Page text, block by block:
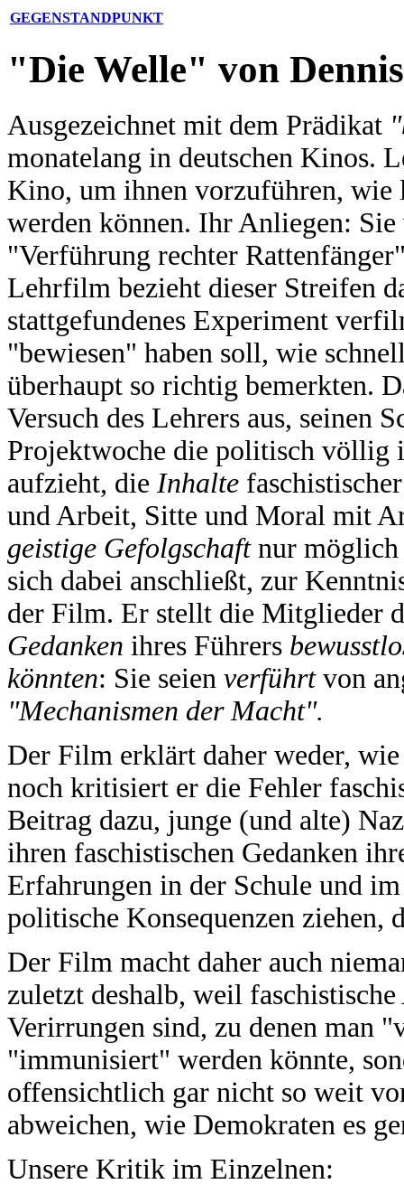
GEGENSTANDPUNKT
"Die Welle" von
Ausgezeichnet mit dem Prädikat
monatelang in deutschen Kinos.
Kino, um ihnen vorzuführen, wie
werden können. Ihr Anliegen:
"Verführung rechter
Lehrfilm bezieht dieser Streifen
stattgefundenes Experiment
"bewiesen" haben soll, wie
überhaupt so richtig bemerkten.
Versuch des Lehrers aus, seinen
Projektwoche die politisch völlig
aufzieht, die Inhalte
und Arbeit, Sitte und Moral mit
geistige Gefolgschaftnur möglich
sich dabei anschließt, zur
der Film. Er stellt die Mitglieder
Gedanken ihres Führers
könnten: Sie seien verführt von
"Mechanismen der Macht".
Der Film erklärt daher weder,
noch kritisiert er die Fehler
Beitrag dazu, junge (und alte)
ihren faschistischen Gedanken
Erfahrungen in der Schule und
politische Konsequenzen ziehen,
Der Film macht daher auch
zuletzt deshalb, weil
Verirrungen sind, zu denen man
"immunisiert" werden könnte,
offensichtlich gar nicht so weit
abweichen, wie Demokraten es
Unsere Kritik im Einzelnen: